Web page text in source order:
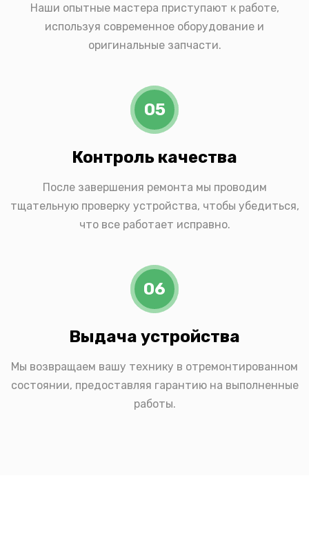
Наши опытные мастера приступают к работе,
используя современное оборудование и
оригинальные запчасти.
05
Контроль качества
После завершения ремонта мы проводим
тщательную проверку устройства, чтобы убедиться,
что все работает исправно.
06
Выдача устройства
Мы возвращаем вашу технику в отремонтированном
состоянии, предоставляя гарантию на выполненные
работы.